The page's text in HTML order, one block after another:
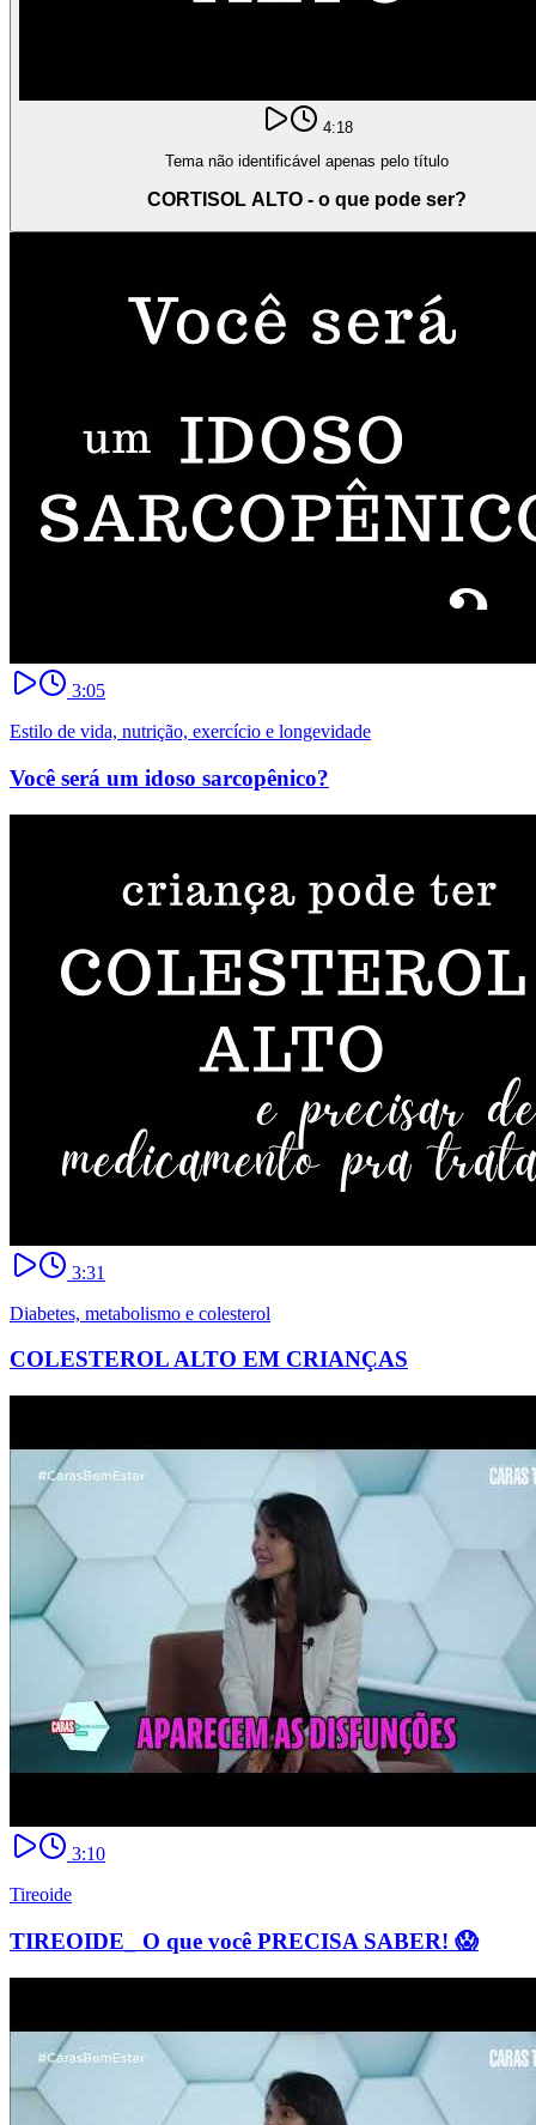
4:18
Tema não identificável apenas pelo título
CORTISOL ALTO - o que pode ser?
3:05
Estilo de vida, nutrição, exercício e longevidade
Você será um idoso sarcopênico?
3:31
Diabetes, metabolismo e colesterol
COLESTEROL ALTO EM CRIANÇAS
3:10
Tireoide
TIREOIDE_ O que você PRECISA SABER! 😱